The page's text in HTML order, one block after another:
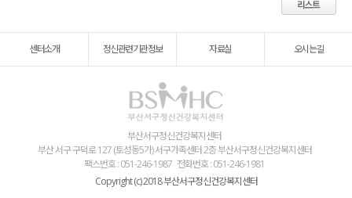
센터소개 정신관련기관정보 자료실 오시는길
부산서구정신건강복지센터
부산 서구 구덕로 127 (토성동5가) 서구가족센터 2층 부산서구정신건강복지센터
팩스번호 : 051-246-1987 전화번호 : 051-246-1981
Copyright (c) 2018 부산서구정신건강복지센터